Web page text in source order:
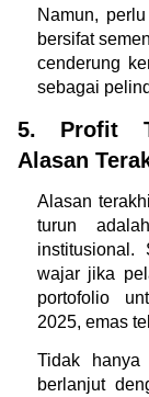
Namun,
bersifat
cenderung
sebagai
5. Profit
Alasan
Alasan
turun
institusional.
wajar jika
portofolio
2025, emas
Tidak
berlanjut